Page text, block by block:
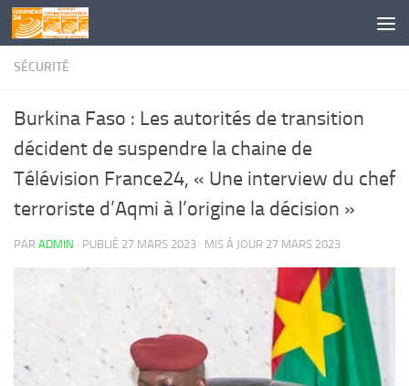
Skip to content
SÉCURITÉ
Burkina Faso : Les autorités de transition
décident de suspendre la chaine de
Télévision France24, « Une interview du chef
terroriste d’Aqmi à l’origine la décision »
PAR ADMIN · PUBLIÉ 27 MARS 2023 · MIS À JOUR 27 MARS 2023